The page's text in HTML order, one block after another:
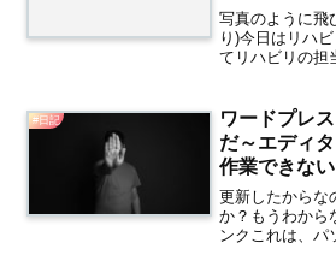
写真のように飛
り)今日はリハ
てリハビリの担
んて、聞いて
だ松葉杖持って
でそして❗家...
#日記
ワードプレ
だ～エディ
作業できな
更新したからな
か？もうわから
ンクこれは、パ